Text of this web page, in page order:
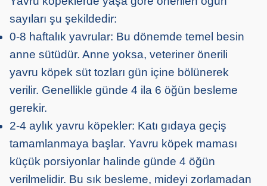
sayıları şu şekildedir:
0-8 haftalık yavrular: Bu dönemde temel besin
anne sütüdür. Anne yoksa, veteriner önerili
yavru köpek süt tozları gün içine bölünerek
verilir. Genellikle günde 4 ila 6 öğün besleme
gerekir.
2-4 aylık yavru köpekler: Katı gıdaya geçiş
tamamlanmaya başlar. Yavru köpek maması
küçük porsiyonlar halinde günde 4 öğün
verilmelidir. Bu sık besleme, mideyi zorlamadan